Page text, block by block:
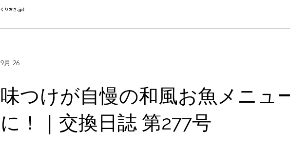
9月 26
味つけが自慢の和風お魚メニュ
に！｜交換日誌 第277号